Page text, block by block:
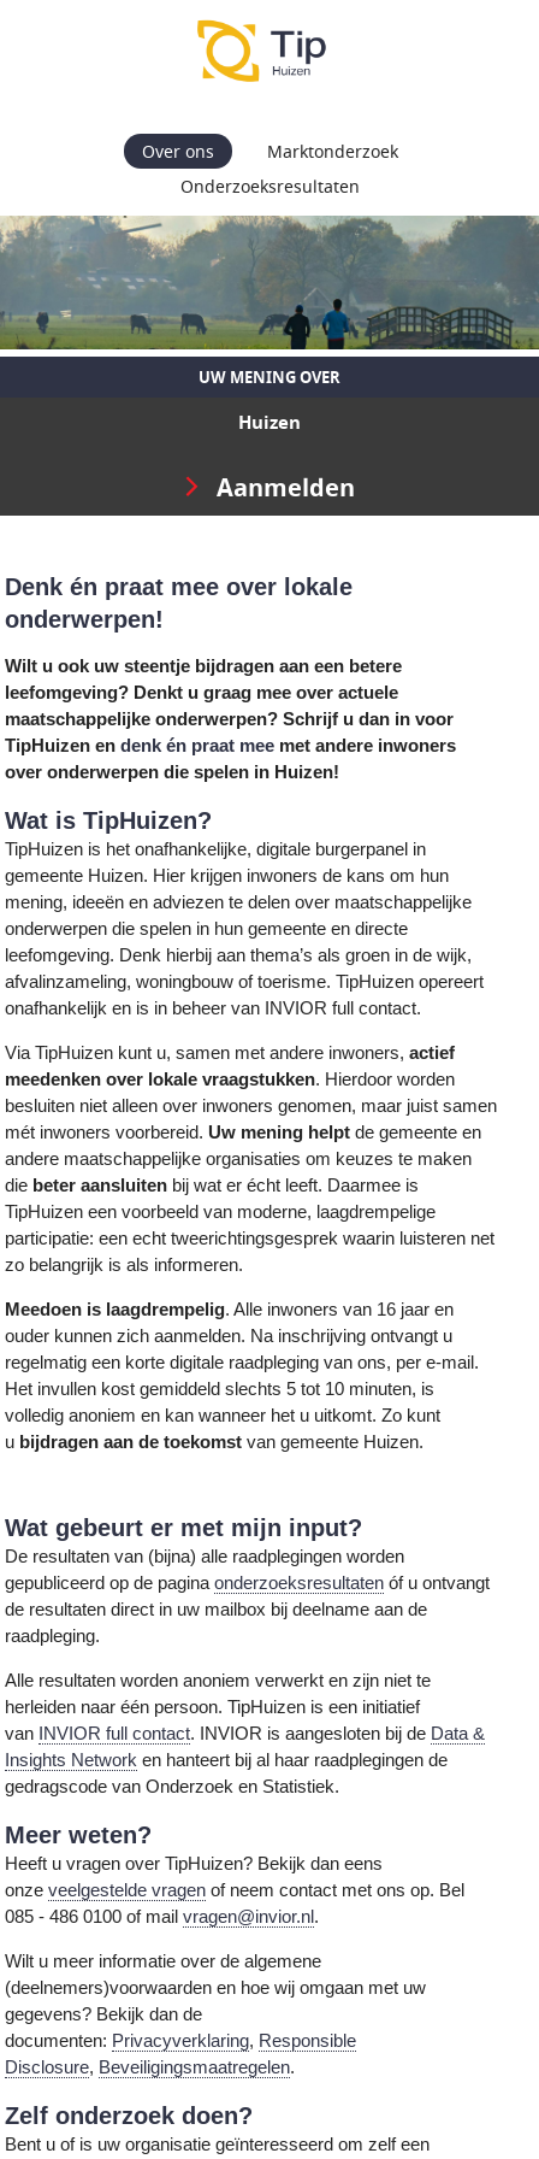
Over ons
Marktonderzoek
Onderzoeksresultaten
UW MENING OVER
Huizen
Aanmelden
Denk én praat mee over lokale
onderwerpen!
Wilt u ook uw steentje bijdragen aan een betere
leefomgeving? Denkt u graag mee over actuele
maatschappelijke onderwerpen? Schrijf u dan in voor
TipHuizen endenk én praat mee met andere inwoners
over onderwerpen die spelen in Huizen!
Wat is TipHuizen?
TipHuizen is het onafhankelijke, digitale burgerpanel in
gemeente Huizen. Hier krijgen inwoners de kans om hun
mening, ideeën en adviezen te delen over maatschappelijke
onderwerpen die spelen in hun gemeente en directe
leefomgeving. Denk hierbij aan thema’s als groen in de wijk,
afvalinzameling, woningbouw of toerisme. TipHuizen opereert
onafhankelijk en is in beheer van INVIOR full contact.
Via TipHuizen kunt u, samen met andere inwoners,actief
meedenken over lokale vraagstukken. Hierdoor worden
besluiten niet alleen over inwoners genomen, maar juist samen
mét inwoners voorbereid. Uw mening helpt de gemeente en
andere maatschappelijke organisaties om keuzes te maken
die beter aansluiten bij wat er écht leeft. Daarmee is
TipHuizen een voorbeeld van moderne, laagdrempelige
participatie: een echt tweerichtingsgesprek waarin luisteren net
zo belangrijk is als informeren.
Meedoen is laagdrempelig. Alle inwoners van 16 jaar en
ouder kunnen zich aanmelden. Na inschrijving ontvangt u
regelmatig een korte digitale raadpleging van ons, per e-mail.
Het invullen kost gemiddeld slechts 5 tot 10 minuten, is
volledig anoniem en kan wanneer het u uitkomt. Zo kunt
u bijdragen aan de toekomst van gemeente Huizen.
Wat gebeurt er met mijn input?
De resultaten van (bijna) alle raadplegingen worden
gepubliceerd op de paginaonderzoeksresultaten óf u ontvangt
de resultaten direct in uw mailbox bij deelname aan de
raadpleging.
Alle resultaten worden anoniem verwerkt en zijn niet te
herleiden naar één persoon. TipHuizen is een initiatief
van
INVIOR full contact. INVIOR is aangesloten bij de Data &
Insights Network en hanteert bij al haar raadplegingen de
gedragscode van Onderzoek en Statistiek.
Meer weten?
Heeft u vragen over TipHuizen? Bekijk dan eens
onzeveelgestelde vragen of neem contact met ons op. Bel
085 - 486 0100 of mailvragen@invior.nl .
Wilt u meer informatie over de algemene
(deelnemers)voorwaarden en hoe wij omgaan met uw
gegevens? Bekijk dan de
documenten: Privacyverklaring, Responsible
Disclosure, Beveiligingsmaatregelen.
Zelf onderzoek doen?
Bent u of is uw organisatie geïnteresseerd om zelf een